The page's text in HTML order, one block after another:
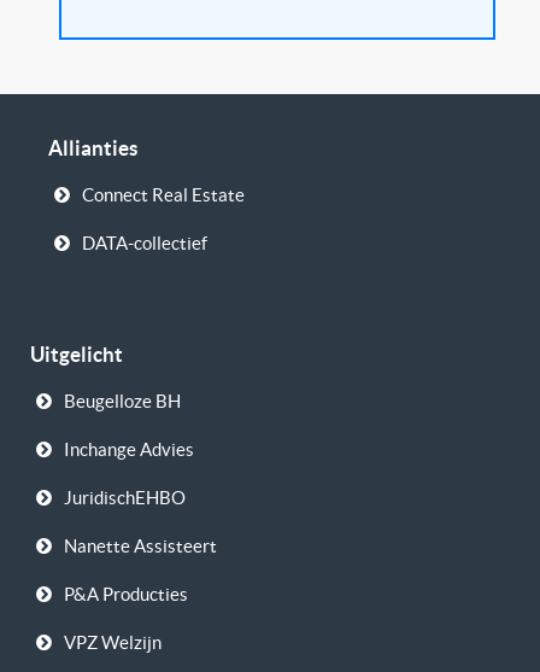
Allianties
Connect Real Estate
DATA-collectief
Uitgelicht
Beugelloze BH
Inchange Advies
JuridischEHBO
Nanette Assisteert
P&A Producties
VPZ Welzijn